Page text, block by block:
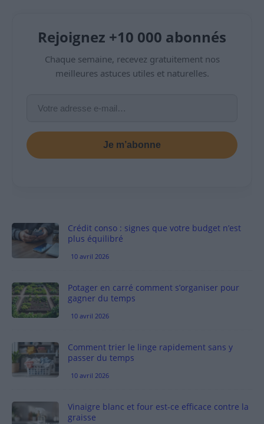
Rejoignez +10 000 abonnés
Chaque semaine, recevez gratuitement nos
meilleures astuces utiles et naturelles.
Je m’abonne
Crédit conso : signes que votre budget n’est
plus équilibré
10 avril 2026
Potager en carré comment s’organiser pour
gagner du temps
10 avril 2026
Comment trier le linge rapidement sans y
passer du temps
10 avril 2026
Vinaigre blanc et four est-ce efficace contre la
graisse